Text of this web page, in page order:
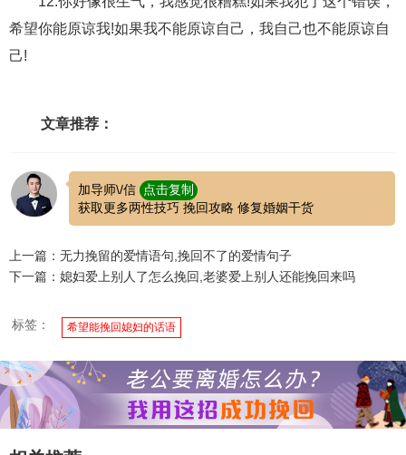
希望你能原谅我!如果我不能原谅自己，我自己也不能原谅自
己!
文章推荐：
加导师\/信
点击复制
获取更多两性技巧 挽回攻略 修复婚姻干货
上一篇：无力挽留的爱情语句,挽回不了的爱情句子
下一篇：媳妇爱上别人了怎么挽回,老婆爱上别人还能挽回来吗
标签： 希望能挽回媳妇的话语